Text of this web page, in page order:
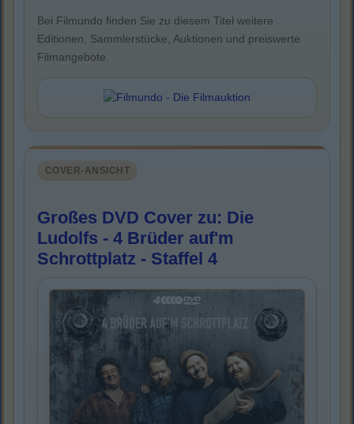
Bei Filmundo finden Sie zu diesem Titel weitere
Editionen, Sammlerstücke, Auktionen und preiswerte
Filmangebote.
COVER-ANSICHT
Großes DVD Cover zu: Die
Ludolfs - 4 Brüder auf'm
Schrottplatz - Staffel 4